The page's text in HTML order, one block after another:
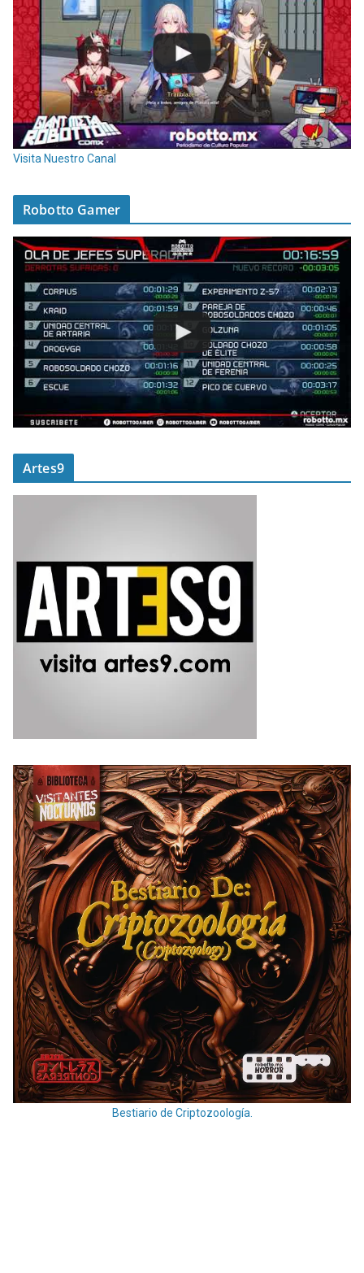
Visita Nuestro Canal
Robotto Gamer
Artes9
Bestiario de Criptozoología.